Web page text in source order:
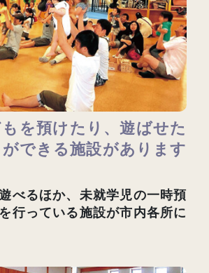
を預けたり、遊ばせた
できる施設があります
べるほか、未就学児の一時預
行っている施設が市内各所に